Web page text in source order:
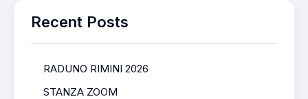
Recent Posts
RADUNO RIMINI 2026
STANZA ZOOM